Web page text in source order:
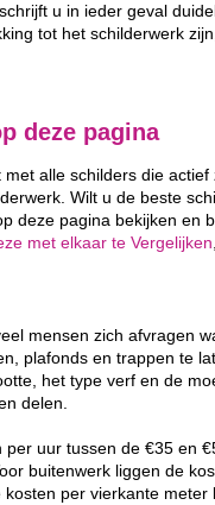
u in ieder geval
tot het schilderwerk
deze pagina
alle schilders die
Wilt u de beste
deze pagina bekijken en
met elkaar te Vergelijken
mensen zich afvragen
plafonds en trappen te
het type verf en de
delen.
uur tussen de €35 en
buitenwerk liggen de
per vierkante